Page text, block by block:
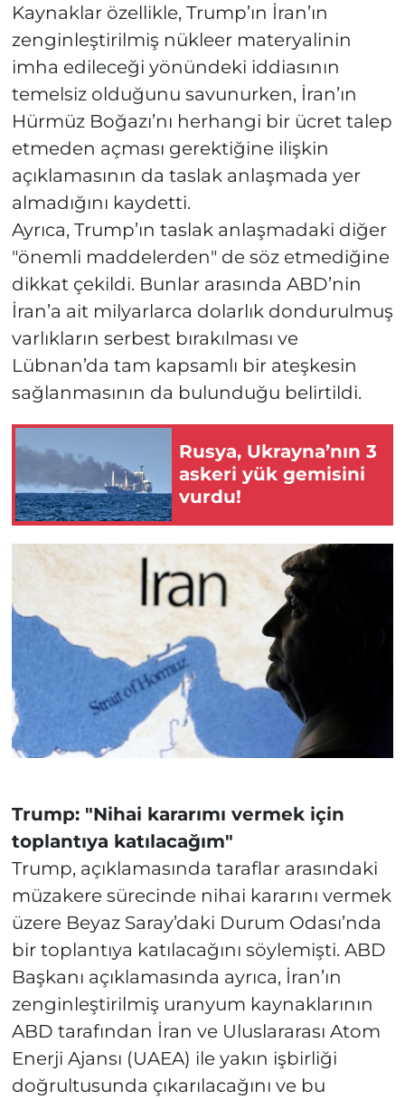
Kaynaklar özellikle, Trump’ın İran’ın
zenginleştirilmiş nükleer materyalinin
imha edileceği yönündeki iddiasının
temelsiz olduğunu savunurken, İran’ın
Hürmüz Boğazı’nı herhangi bir ücret talep
etmeden açması gerektiğine ilişkin
açıklamasının da taslak anlaşmada yer
almadığını kaydetti.
Ayrıca, Trump’ın taslak anlaşmadaki diğer
"önemli maddelerden" de söz etmediğine
dikkat çekildi. Bunlar arasında ABD’nin
İran’a ait milyarlarca dolarlık dondurulmuş
varlıkların serbest bırakılması ve
Lübnan’da tam kapsamlı bir ateşkesin
sağlanmasının da bulunduğu belirtildi.
Rusya, Ukrayna’nın 3
askeri yük gemisini
vurdu!
Trump: "Nihai kararımı vermek için
toplantıya katılacağım"
Trump, açıklamasında taraflar arasındaki
müzakere sürecinde nihai kararını vermek
üzere Beyaz Saray’daki Durum Odası’nda
bir toplantıya katılacağını söylemişti. ABD
Başkanı açıklamasında ayrıca, İran’ın
zenginleştirilmiş uranyum kaynaklarının
ABD tarafından İran ve Uluslararası Atom
Enerji Ajansı (UAEA) ile yakın işbirliği
doğrultusunda çıkarılacağını ve bu